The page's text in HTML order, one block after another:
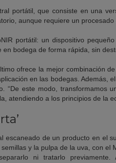
portátil, que consiste en una
aunque requiere un procesado
portátil: un dispositivo
bodega de forma rápida, sin
ofrece la mejor combinación
en las bodegas. Además,
“De este modo, transformamos
atendiendo a los principios de la
escaneado de un producto en el
y la pulpa de la uva, con
ni tratarlo previamente.